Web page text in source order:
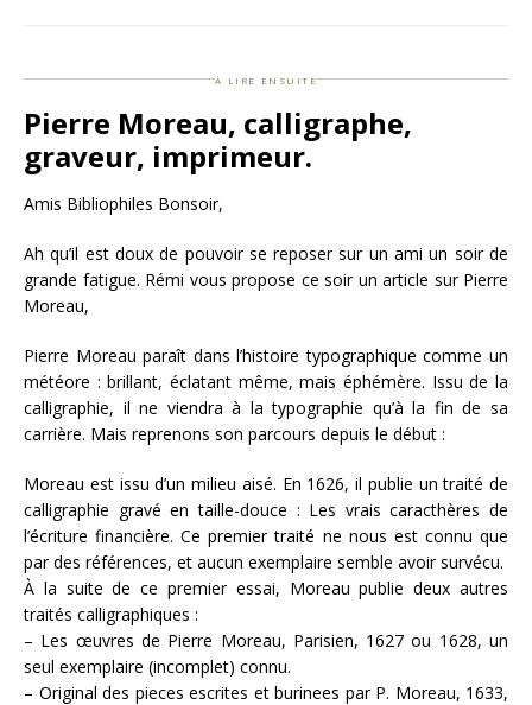
à lire ensuite
Pierre Moreau, calligraphe,
graveur, imprimeur.
Amis Bibliophiles Bonsoir,
Ah qu’il est doux de pouvoir se reposer sur un ami un soir de
grande fatigue. Rémi vous propose ce soir un article sur Pierre
Moreau,
Pierre Moreau paraît dans l’histoire typographique comme un
météore : brillant, éclatant même, mais éphémère. Issu de la
calligraphie, il ne viendra à la typographie qu’à la fin de sa
carrière. Mais reprenons son parcours depuis le début :
Moreau est issu d’un milieu aisé. En 1626, il publie un traité de
calligraphie gravé en taille-douce : Les vrais caracthères de
l’écriture financière. Ce premier traité ne nous est connu que
par des références, et aucun exemplaire semble avoir survécu.
À la suite de ce premier essai, Moreau publie deux autres
traités calligraphiques :
– Les œuvres de Pierre Moreau, Parisien, 1627 ou 1628, un
seul exemplaire (incomplet) connu.
– Original des pieces escrites et burinees par P. Moreau, 1633,